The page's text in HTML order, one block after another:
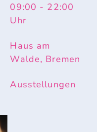
09:00 - 22:00
Uhr
Haus am
Walde, Bremen
Ausstellungen